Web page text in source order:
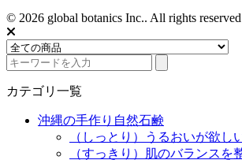
© 2026 global botanics Inc.. All rights
カテゴリ一覧
沖縄の手作り自然石鹸
（しっとり）うるおいが欲し
（すっきり）肌のバランスを